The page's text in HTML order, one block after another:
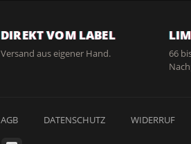
DIREKT VOM LABEL
Versand aus eigener Hand.
66
AGB DATENSCHUTZ WIDERRUF